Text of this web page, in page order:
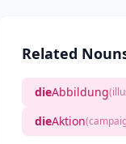
Related
dieAbbildung
dieAktion